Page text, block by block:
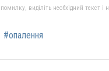
виділіть необхідний текст
#опалення